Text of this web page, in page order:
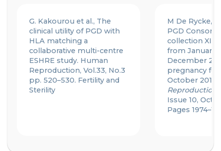
G. Kakourou et al., The
clinical utility of PGD with
HLA matching a
collaborative multi-centre
ESHRE study. Human
Reproduction, Vol.33, No.3
pp. 520–530. Fertility and
Sterility
M De Rycke,
PGD
collection
from January
December
pregnancy
October 2013,
Reproduction
Issue 10,
Pages